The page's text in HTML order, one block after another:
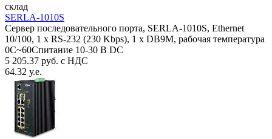
склад
SERLA-1010S
Сервер последовательного порта, SERLA-1010S, Ethernet
10/100, 1 x RS-232 (230 Kbps), 1 x DB9M, рабочая температура
0C~60Спитание 10-30 В DC
5 205.37 руб. с НДС
64.32 у.е.